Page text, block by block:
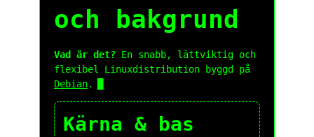
och bakgrund
Vad är det? En snabb, lättviktig och
flexibel Linuxdistribution byggd på
Debian.
Kärna & bas